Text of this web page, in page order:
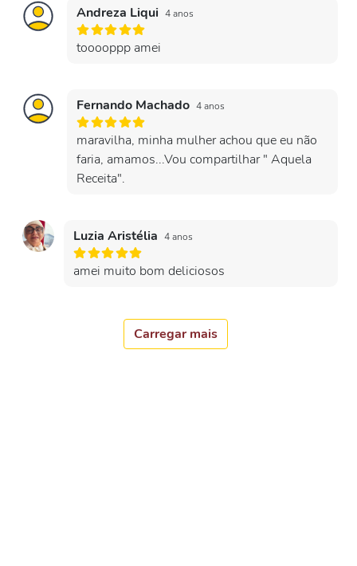
Andreza Liqui 4 anos
tooooppp amei
Fernando Machado 4 anos
maravilha, minha mulher achou que eu não
faria, amamos...Vou compartilhar " Aquela
Receita".
Luzia Aristélia 4 anos
amei muito bom deliciosos
Carregar mais